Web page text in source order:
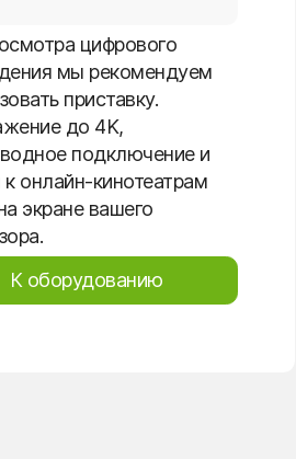
цифрового
мы рекомендуем
приставку.
до 4K,
подключение и
онлайн-кинотеатрам
экране вашего
К оборудованию